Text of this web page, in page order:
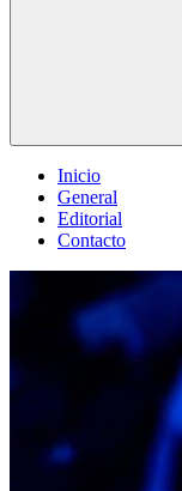
Inicio
General
Editorial
Contacto